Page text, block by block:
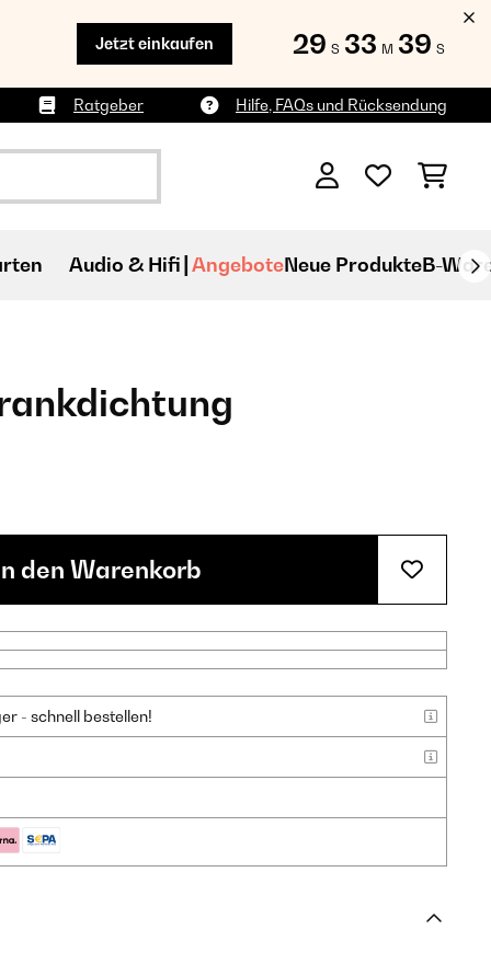
Jetzt einkaufen 29 S 33 M 38 S
Ratgeber Hilfe, FAQs und Rücksendung
Audio & Hifi AngeboteNeue ProdukteB-
den Warenkorb
- schnell bestellen!